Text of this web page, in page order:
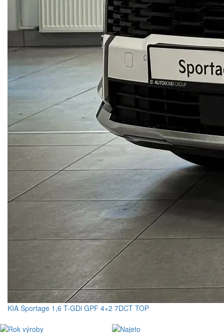
KIA Sportage 1,6 T-GDi GPF 4×2 7DCT TOP